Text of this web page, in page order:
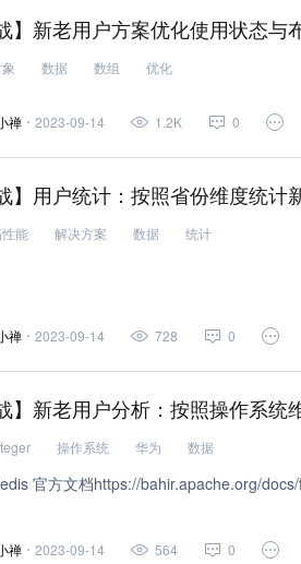
setinterval (1)
操作系统 (1) 代理 (1)
设计模式 (1) 实践 (1) 视频 (1)
硬件 (1) 优化 (1) 域名 (1)
】新老用户方案优化使用状态与
数据 数组 优化
禅 2023-09-14 1.2K 0
】用户统计：按照省份维度统计
能 解决方案 数据 统计
禅 2023-09-14 728 0
】新老用户分析：按照操作系
操作系统 华为 数据
官方文档https://bahir.apache.org/
禅 2023-09-14 564 0